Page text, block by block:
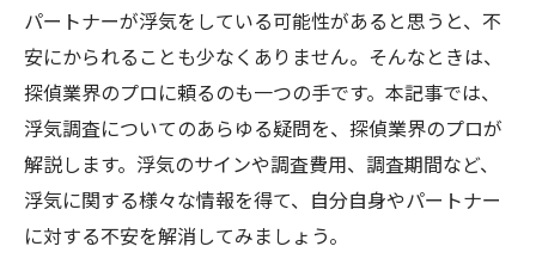
パートナーが浮気をしている可能性があると思うと、不
安にかられることも少なくありません。そんなときは、
探偵業界のプロに頼るのも一つの手です。本記事では、
浮気調査についてのあらゆる疑問を、探偵業界のプロが
解説します。浮気のサインや調査費用、調査期間など、
浮気に関する様々な情報を得て、自分自身やパートナー
に対する不安を解消してみましょう。